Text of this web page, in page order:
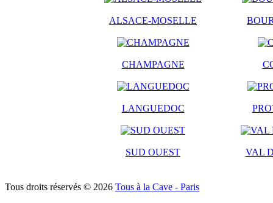
ALSACE-MOSELLE
CHAMPAGNE
LANGUEDOC
SUD OUEST VAL
Tous droits réservés © 2026 Tous à la Cave - Paris